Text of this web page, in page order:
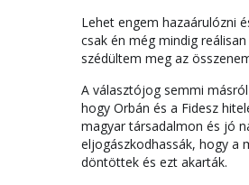
Lehet engem hazaárulózni
csak én még mindig
szédültem meg az
A választójog semmi
hogy Orbán és a Fidesz
magyar társadalmon és jó
eljogászkodhassák, hogy a
döntöttek és ezt akarták.